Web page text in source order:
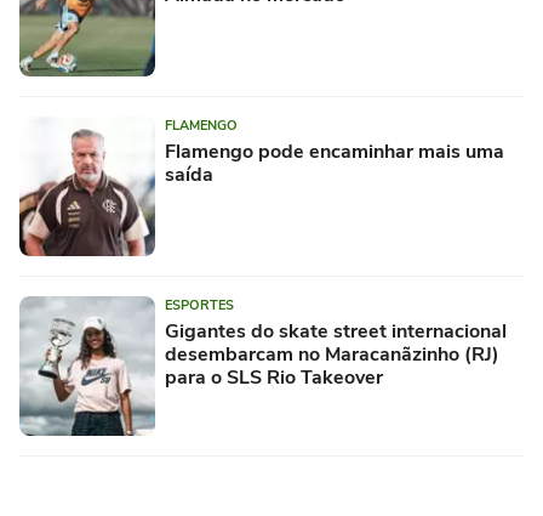
FLAMENGO
Flamengo pode encaminhar mais uma
saída
ESPORTES
Gigantes do skate street internacional
desembarcam no Maracanãzinho (RJ)
para o SLS Rio Takeover